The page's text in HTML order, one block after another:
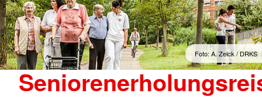
Foto: A. Zelck / DRKS